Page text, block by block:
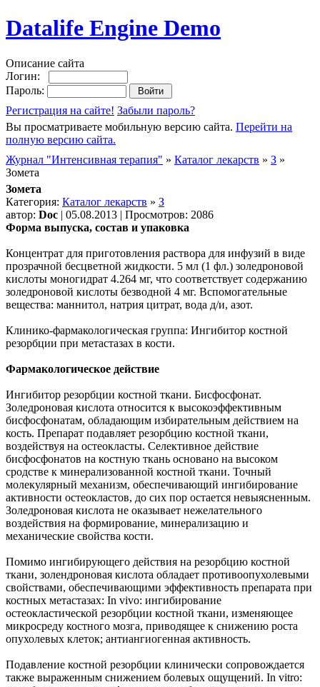
Datalife Engine Demo
Описание сайта
Логин:
Пароль:
Регистрация на сайте! Забыли пароль?
Вы просматриваете мобильную версию сайта. Перейти на
полную версию сайта.
Журнал "Интенсивная терапия" » Каталог лекарств » З »
Зомета
Зомета
Категория: Каталог лекарств » З
автор: Doc | 05.08.2013 | Просмотров: 2086
Форма выпуска, состав и упаковка
Концентрат для приготовления раствора для инфузий в виде
прозрачной бесцветной жидкости. 5 мл (1 фл.) золедроновой
кислоты моногидрат 4.264 мг, что соответствует содержанию
золедроновой кислоты безводной 4 мг. Вспомогательные
вещества: маннитол, натрия цитрат, вода д/и, азот.
Клинико-фармакологическая группа: Ингибитор костной
резорбции при метастазах в кости.
Фармакологическое действие
Ингибитор резорбции костной ткани. Бисфосфонат.
Золедроновая кислота относится к высокоэффективным
бисфосфонатам, обладающим избирательным действием на
кость. Препарат подавляет резорбцию костной ткани,
воздействуя на остеокласты. Селективное действие
бисфосфонатов на костную ткань основано на высоком
сродстве к минерализованной костной ткани. Точный
молекулярный механизм, обеспечивающий ингибирование
активности остеокластов, до сих пор остается невыясненным.
Золедроновая кислота не оказывает нежелательного
воздействия на формирование, минерализацию и
механические свойства кости.
Помимо ингибирующего действия на резорбцию костной
ткани, золендроновая кислота обладает противоопухолевыми
свойствами, обеспечивающими эффективность препарата при
костных метастазах: In vivo: ингибирование
остеокластической резорбции костной ткани, изменяющее
микросреду костного мозга, приводящее к снижению роста
опухолевых клеток; антиангиогенная активность.
Подавление костной резорбции клинически сопровождается
также выраженным снижением болевых ощущений. In vitro: